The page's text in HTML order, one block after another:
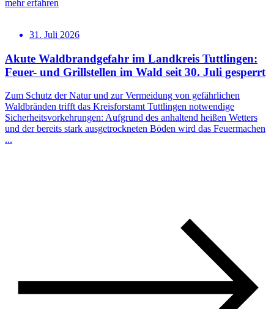
mehr erfahren
31. Juli 2026
Akute Waldbrandgefahr im Landkreis Tuttlingen:
Feuer- und Grillstellen im Wald seit 30. Juli gesperrt
Zum Schutz der Natur und zur Vermeidung von gefährlichen
Waldbränden trifft das Kreisforstamt Tuttlingen notwendige
Sicherheitsvorkehrungen: Aufgrund des anhaltend heißen Wetters
und der bereits stark ausgetrockneten Böden wird das Feuermachen
...